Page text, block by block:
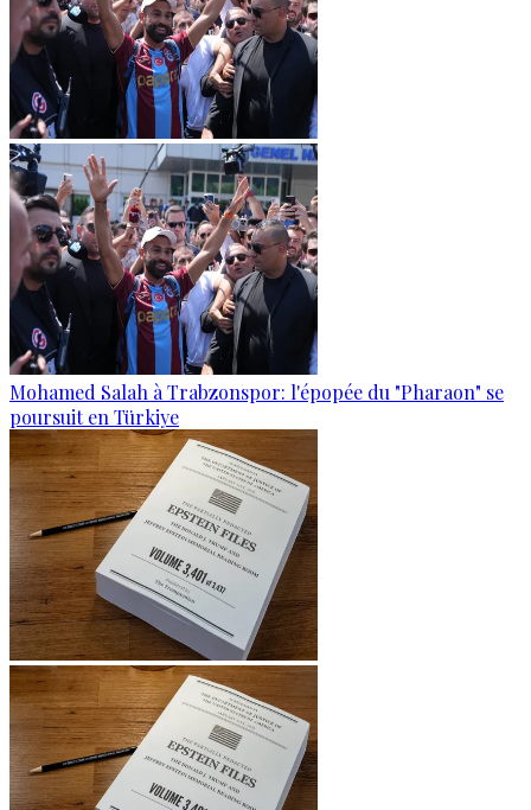
Mohamed Salah à Trabzonspor: l'épopée du "Pharaon" se
poursuit en Türkiye